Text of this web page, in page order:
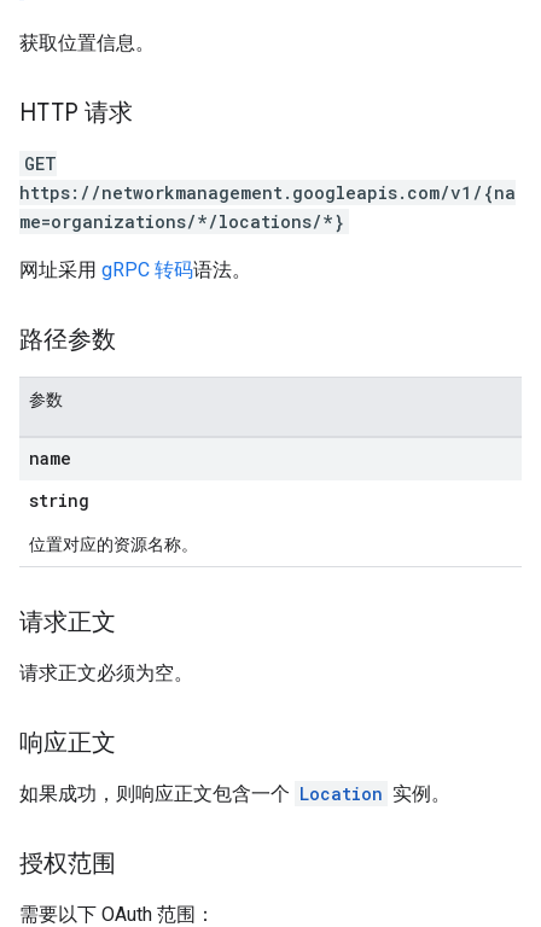
获取位置信息。
HTTP 请求
GET
https://networkmanagement.googleapis.com/v1/{na
me=organizations/*/locations/*}
网址采用 gRPC 转码语法。
路径参数
参数
name
string
位置对应的资源名称。
请求正文
请求正文必须为空。
响应正文
如果成功，则响应正文包含一个 Location 实例。
授权范围
需要以下 OAuth 范围：